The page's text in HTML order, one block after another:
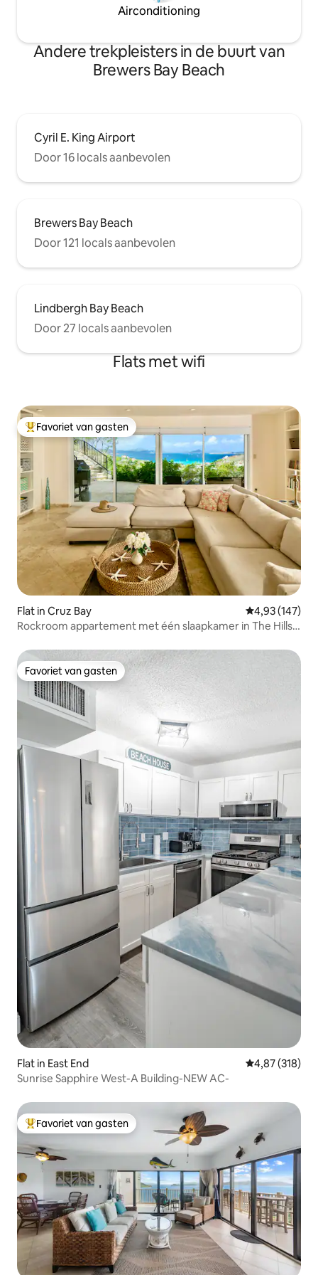
Airconditioning
Andere trekpleisters in de buurt van
Brewers Bay Beach
Cyril E. King Airport
Door 16 locals aanbevolen
Brewers Bay Beach
Door 121 locals aanbevolen
Lindbergh Bay Beach
Door 27 locals aanbevolen
Flats met wifi
Topfavoriet van gasten
Favoriet van gasten
Flat in Cruz Bay Gemiddelde
4,93 (147)
Rockroom appartement met één slaapkamer in The Hills
Favoriet van gasten
Favoriet van gasten
Flat in East End Gemiddelde
4,87 (318)
Sunrise Sapphire West-A Building-NEW AC-
Topfavoriet van gasten
Favoriet van gasten